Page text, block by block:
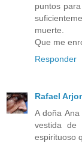
puntos
muerte.
Que me
Responder
Rafael
A doña
vestida
espirituoso